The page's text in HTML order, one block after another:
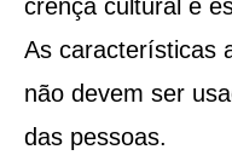
crença cultural e
As características
não devem ser
das pessoas.